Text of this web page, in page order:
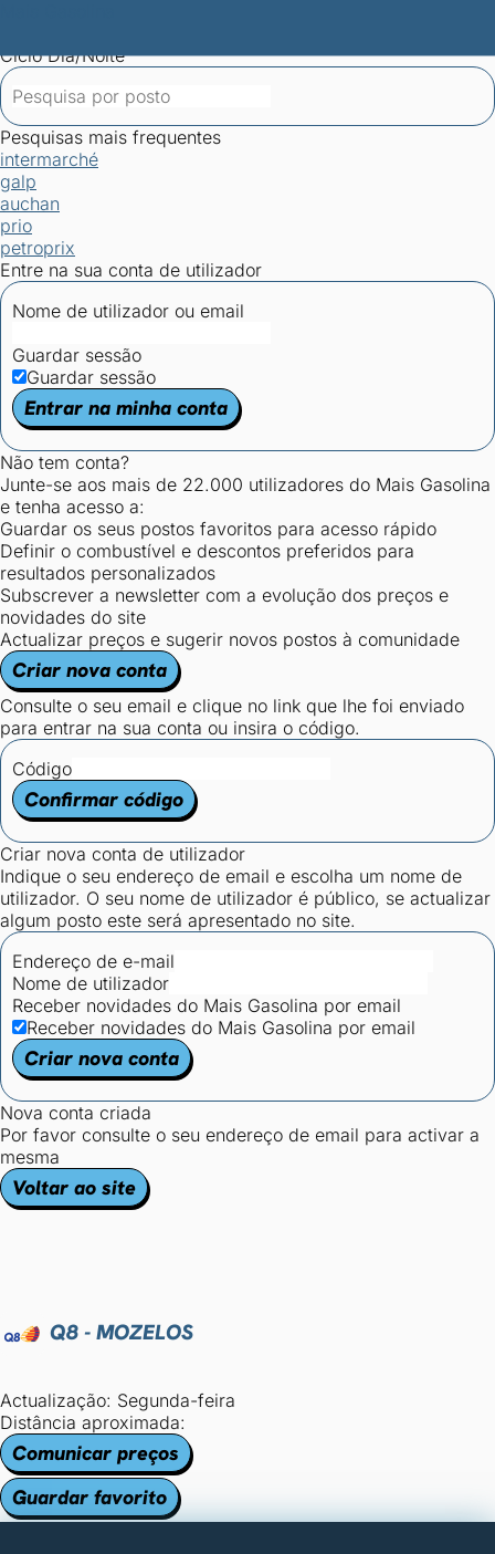
Ciclo Dia/Noite
Pesquisas mais frequentes
intermarché
galp
auchan
prio
petroprix
Entre na sua conta de utilizador
Nome de utilizador ou email
Guardar sessão
Guardar sessão
Entrar na minha conta
Não tem conta?
Junte-se aos mais de 22.000 utilizadores do Mais Gasolina
e tenha acesso a:
Guardar os seus postos favoritos para acesso rápido
Definir o combustível e descontos preferidos para
resultados personalizados
Subscrever a newsletter com a evolução dos preços e
novidades do site
Actualizar preços e sugerir novos postos à comunidade
Criar nova conta
Consulte o seu email e clique no link que lhe foi enviado
para entrar na sua conta ou insira o código.
Código
Confirmar código
Criar nova conta de utilizador
Indique o seu endereço de email e escolha um nome de
utilizador. O seu nome de utilizador é público, se actualizar
algum posto este será apresentado no site.
Endereço de e-mail
Nome de utilizador
Receber novidades do Mais Gasolina por email
Receber novidades do Mais Gasolina por email
Criar nova conta
Nova conta criada
Por favor consulte o seu endereço de email para activar a
mesma
Voltar ao site
Q8 - MOZELOS
Actualização: Segunda-feira
Distância aproximada:
Comunicar preços
Guardar favorito